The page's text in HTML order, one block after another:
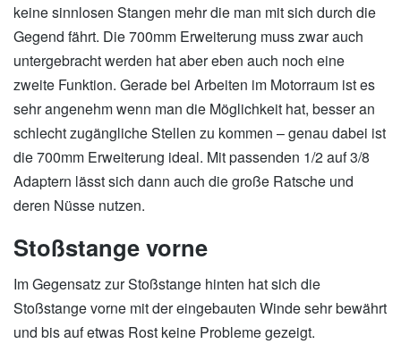
keine sinnlosen Stangen mehr die man mit sich durch die
Gegend fährt. Die 700mm Erweiterung muss zwar auch
untergebracht werden hat aber eben auch noch eine
zweite Funktion. Gerade bei Arbeiten im Motorraum ist es
sehr angenehm wenn man die Möglichkeit hat, besser an
schlecht zugängliche Stellen zu kommen – genau dabei ist
die 700mm Erweiterung ideal. Mit passenden 1/2 auf 3/8
Adaptern lässt sich dann auch die große Ratsche und
deren Nüsse nutzen.
Stoßstange vorne
Im Gegensatz zur Stoßstange hinten hat sich die
Stoßstange vorne mit der eingebauten Winde sehr bewährt
und bis auf etwas Rost keine Probleme gezeigt.